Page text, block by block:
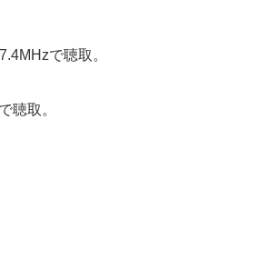
で聴取。
聴取。